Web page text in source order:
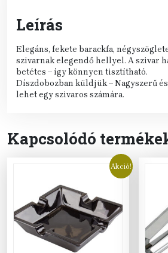
Leírás
Elegáns, fekete barackfa,
szivarnak elegendő hellyel. A szivar
betétes – így könnyen tisztítható.
Díszdobozban küldjük – Nagyszerű
lehet egy szivaros számára.
Kapcsolódó
Akció!